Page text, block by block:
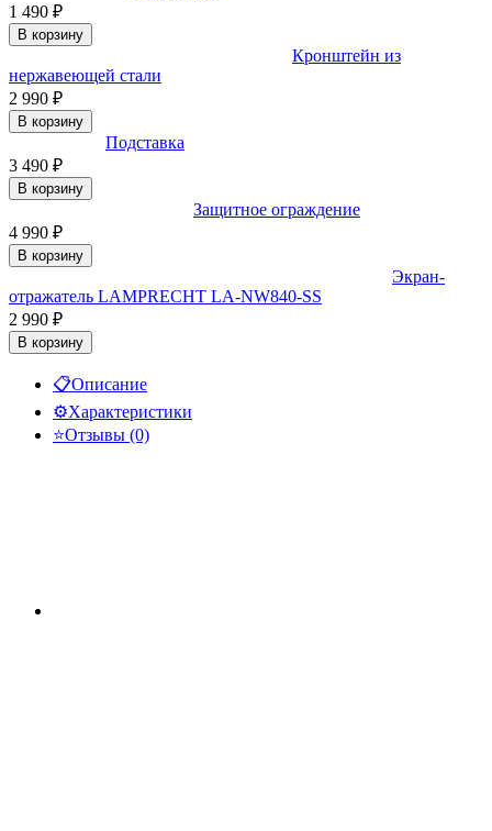
1 490 ₽
В корзину
Кронштейн из
нержавеющей стали
2 990 ₽
В корзину
Подставка
3 490 ₽
В корзину
Защитное ограждение
4 990 ₽
В корзину
Экран-
отражатель LAMPRECHT LA-NW840-SS
2 990 ₽
В корзину
📋Описание
⚙️Характеристики
⭐Отзывы (0)